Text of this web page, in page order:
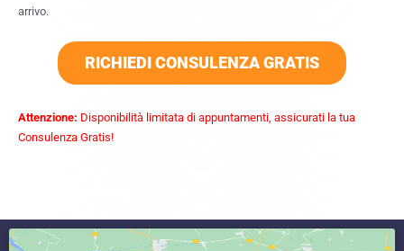
arrivo.
RICHIEDI CONSULENZA GRATIS
Attenzione: Disponibilità limitata di appuntamenti, assicurati la tua
Consulenza Gratis!